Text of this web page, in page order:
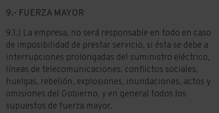
9.- FUERZA MAYOR
9.1.) La empresa, no será responsable en todo en caso
de imposibilidad de prestar servicio, si ésta se debe a
interrupciones prolongadas del suministro eléctrico,
líneas de telecomunicaciones, conflictos sociales,
huelgas, rebelión, explosiones, inundaciones, actos y
omisiones del Gobierno, y en general todos los
supuestos de fuerza mayor.